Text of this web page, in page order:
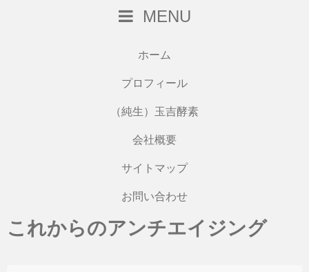
MENU
ホーム
プロフィール
（純生）玉吉酵素
会社概要
サイトマップ
お問い合わせ
これからのアンチエイジング